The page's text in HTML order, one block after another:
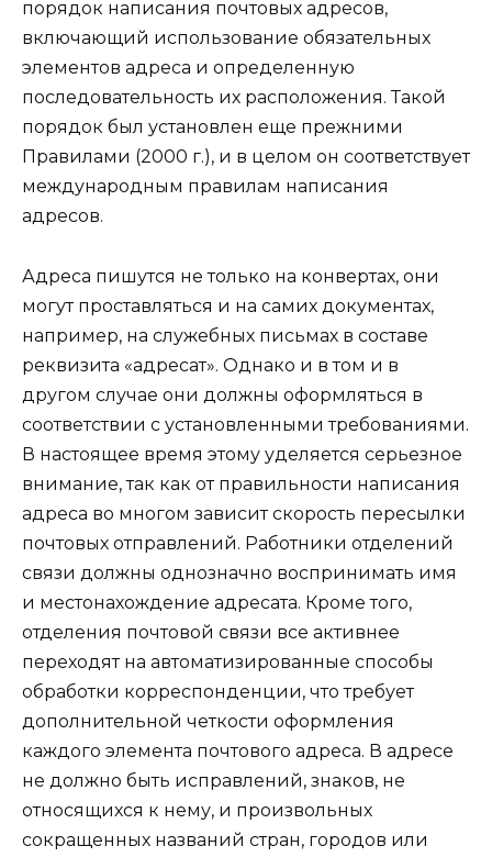
порядок написания почтовых адресов,
включающий использование обязательных
элементов адреса и определенную
последовательность их расположения. Такой
порядок был установлен еще прежними
Правилами (2000 г.), и в целом он соответствует
международным правилам написания
адресов.
Адреса пишутся не только на конвертах, они
могут проставляться и на самих документах,
например, на служебных письмах в составе
реквизита «адресат». Однако и в том и в
другом случае они должны оформляться в
соответствии с установленными требованиями.
В настоящее время этому уделяется серьезное
внимание, так как от правильности написания
адреса во многом зависит скорость пересылки
почтовых отправлений. Работники отделений
связи должны однозначно воспринимать имя
и местонахождение адресата. Кроме того,
отделения почтовой связи все активнее
переходят на автоматизированные способы
обработки корреспонденции, что требует
дополнительной четкости оформления
каждого элемента почтового адреса. В адресе
не должно быть исправлений, знаков, не
относящихся к нему, и произвольных
сокращенных названий стран, городов или